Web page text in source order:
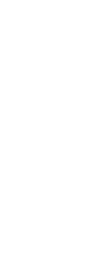
シンプルミシン「
カフェオレ【クラ